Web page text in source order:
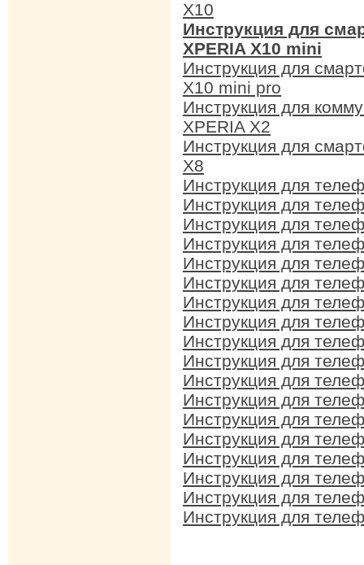
X10
Инструкция для
XPERIA X10 mini
Инструкция для
X10 mini pro
Инструкция для
XPERIA X2
Инструкция для
X8
Инструкция для
Инструкция для
Инструкция для
Инструкция для
Инструкция для
Инструкция для
Инструкция для
Инструкция для
Инструкция для
Инструкция для
Инструкция для
Инструкция для
Инструкция для
Инструкция для
Инструкция для
Инструкция для
Инструкция для
Инструкция для